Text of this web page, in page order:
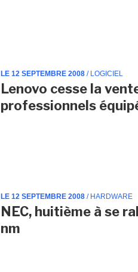
LE 12 SEPTEMBRE 2008 / LOGICIEL
Lenovo cesse la
professionnels
LE 12 SEPTEMBRE 2008 / HARDWARE
NEC, huitième à se
nm